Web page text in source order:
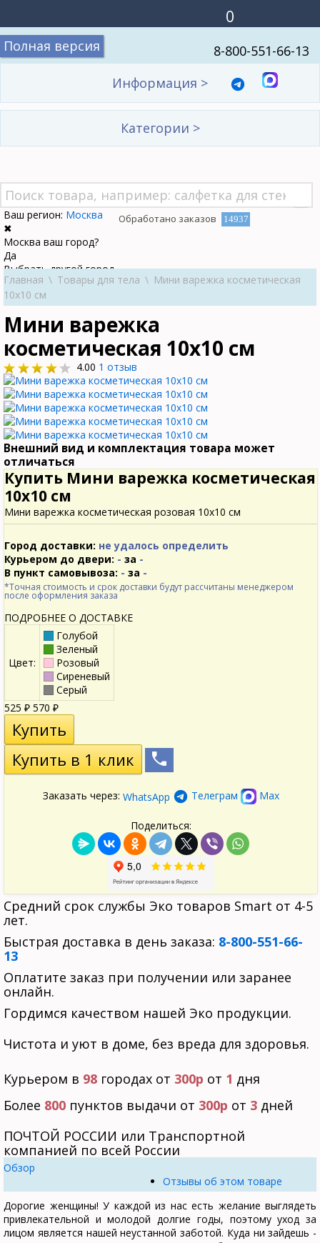
Информация >
Полная версия 8-800-551-66-13
0
Категории >
Ваш регион: Москва
✖
Москва ваш город?
Да
Выбрать другой город
Обработано заказов 14937
Главная \ Товары для тела \ Мини варежка косметическая
10х10 см
Мини варежка
косметическая 10х10 см
4.00 1 отзыв
Внешний вид и комплектация товара может
отличаться
Купить Мини варежка косметическая
10х10 см
Мини варежка косметическая розовая 10х10 см
Город доставки: не удалось определить
Курьером до двери: - за -
В пункт самовывоза: - за -
*Точная стоимость и срок доставки будут рассчитаны менеджером
после оформления заказа
ПОДРОБНЕЕ О ДОСТАВКЕ
Цвет:
Голубой
Зеленый
Розовый
Сиреневый
Серый
525 ₽ 570 ₽
Заказать через: WhatsApp Телеграм Max
Поделиться:
Средний срок службы Эко товаров Smart от 4-5
лет.
Быстрая доставка в день заказа: 8-800-551-66-
13
Оплатите заказ при получении или заранее
онлайн.
Гордимся качеством нашей Эко продукции.
Чистота и уют в доме, без вреда для здоровья.
Курьером в 98 городах от 300р от 1 дня
Более 800 пунктов выдачи от 300р от 3 дней
ПОЧТОЙ РОССИИ или Транспортной
компанией по всей России
Обзор
Отзывы об этом товаре
Дорогие женщины! У каждой из нас есть желание выглядеть
привлекательной и молодой долгие годы, поэтому уход за
лицом является нашей неустанной заботой. Куда ни зайдешь -